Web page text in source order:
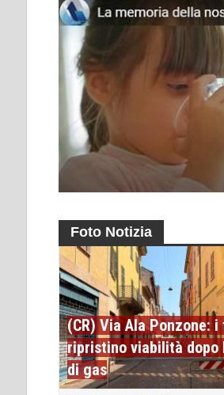
Foto Notizia
(CR) Via Ala Ponzone: i
ripristino viabilità dopo
di gas